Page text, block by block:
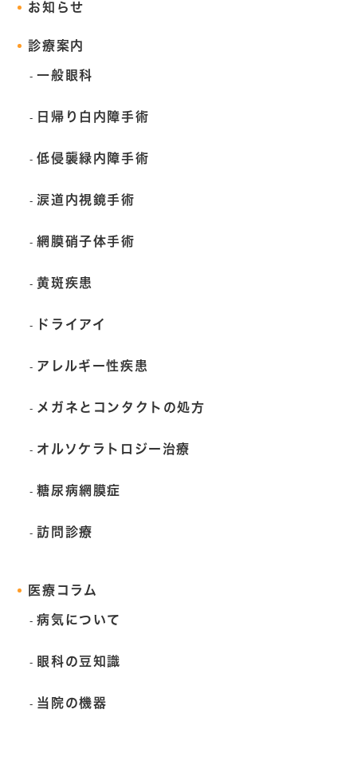
お知らせ
診療案内
一般眼科
日帰り白内障手術
低侵襲緑内障手術
涙道内視鏡手術
網膜硝子体手術
黄斑疾患
ドライアイ
アレルギー性疾患
メガネとコンタクトの処方
オルソケラトロジー治療
糖尿病網膜症
訪問診療
医療コラム
病気について
眼科の豆知識
当院の機器